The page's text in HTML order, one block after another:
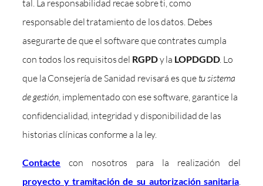
tal. La responsabilidad recae sobre ti, como
responsable del tratamiento de los datos. Debes
asegurarte de que el software que contrates cumpla
con todos los requisitos del RGPDy la LOPDGDD. Lo
que la Consejería de Sanidad revisará es que tu sistema
de gestión, implementado con ese software, garantice la
confidencialidad, integridad y disponibilidad de las
historias clínicas conforme a la ley.
Contacte con nosotros para la realización del
proyecto y tramitación de su autorización sanitaria.